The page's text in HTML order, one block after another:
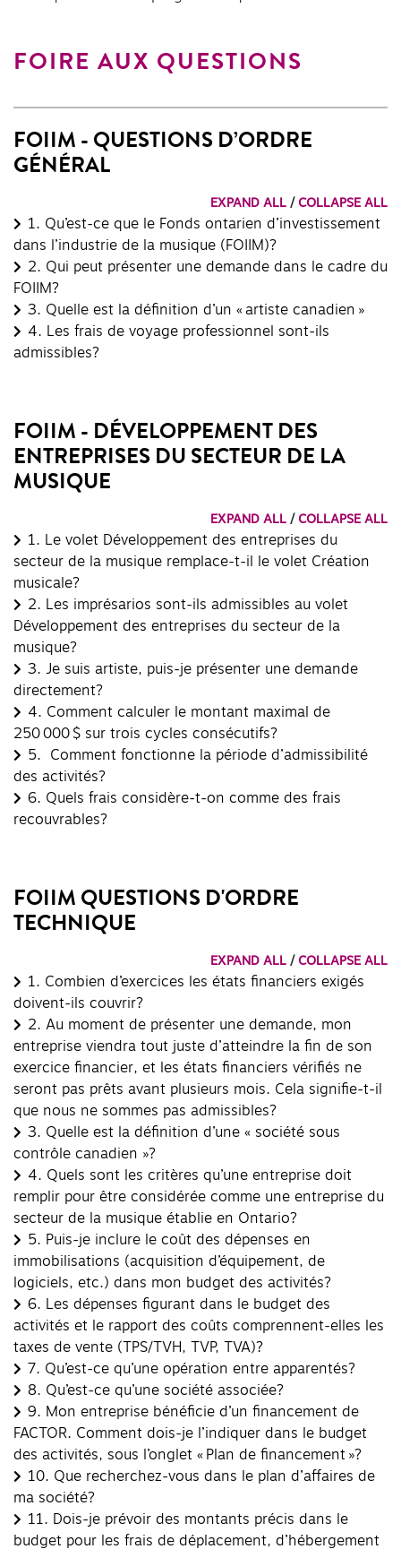
FOIRE AUX QUESTIONS
FOIIM - QUESTIONS D’ORDRE
GÉNÉRAL
EXPAND ALL / COLLAPSE ALL
1. Qu’est-ce que le Fonds ontarien d’investissement
dans l’industrie de la musique (FOIIM)?
2. Qui peut présenter une demande dans le cadre du
FOIIM?
3. Quelle est la définition d’un « artiste canadien »
4. Les frais de voyage professionnel sont-ils
admissibles?
FOIIM - DÉVELOPPEMENT DES
ENTREPRISES DU SECTEUR DE LA
MUSIQUE
EXPAND ALL / COLLAPSE ALL
1. Le volet Développement des entreprises du
secteur de la musique remplace-t-il le volet Création
musicale?
2. Les imprésarios sont-ils admissibles au volet
Développement des entreprises du secteur de la
musique?
3. Je suis artiste, puis-je présenter une demande
directement?
4. Comment calculer le montant maximal de
250 000 $ sur trois cycles consécutifs?
5.
Comment fonctionne la période d’admissibilité
des activités?
6. Quels frais considère-t-on comme des frais
recouvrables?
FOIIM QUESTIONS D'ORDRE
TECHNIQUE
EXPAND ALL / COLLAPSE ALL
1. Combien d’exercices les états financiers exigés
doivent-ils couvrir?
2. Au moment de présenter une demande, mon
entreprise viendra tout juste d’atteindre la fin de son
exercice financier, et les états financiers vérifiés ne
seront pas prêts avant plusieurs mois. Cela signifie-t-il
que nous ne sommes pas admissibles?
3. Quelle est la définition d’une « société sous
contrôle canadien »?
4. Quels sont les critères qu’une entreprise doit
remplir pour être considérée comme une entreprise du
secteur de la musique établie en Ontario?
5. Puis-je inclure le coût des dépenses en
immobilisations (acquisition d’équipement, de
logiciels, etc.) dans mon budget des activités?
6. Les dépenses figurant dans le budget des
activités et le rapport des coûts comprennent-elles les
taxes de vente (TPS/TVH, TVP, TVA)?
7. Qu’est-ce qu’une opération entre apparentés?
8. Qu’est-ce qu’une société associée?
9. Mon entreprise bénéficie d’un financement de
FACTOR. Comment dois-je l’indiquer dans le budget
des activités, sous l’onglet « Plan de financement »?
10. Que recherchez-vous dans le plan d’affaires de
ma société?
11. Dois-je prévoir des montants précis dans le
budget pour les frais de déplacement, d’hébergement